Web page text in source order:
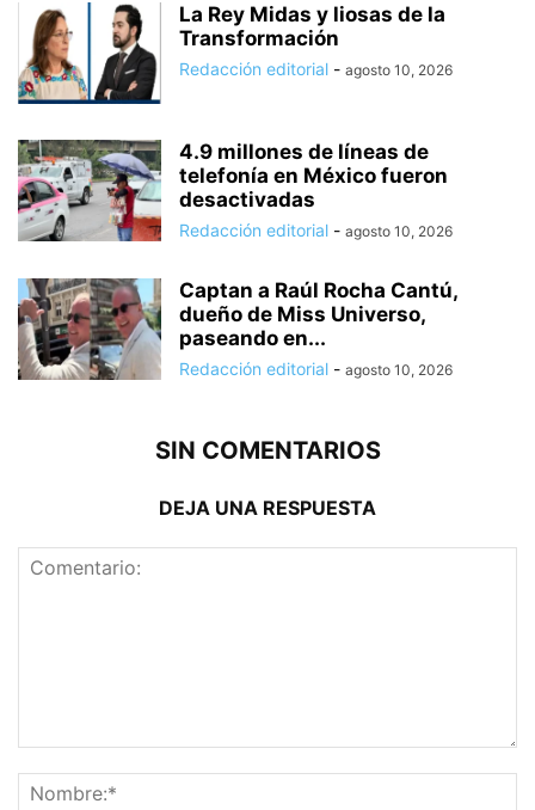
La Rey Midas y liosas de la
Transformación
Redacción editorial - agosto 10, 2026
4.9 millones de líneas de
telefonía en México fueron
desactivadas
Redacción editorial - agosto 10, 2026
Captan a Raúl Rocha Cantú,
dueño de Miss Universo,
paseando en...
Redacción editorial - agosto 10, 2026
SIN COMENTARIOS
DEJA UNA RESPUESTA